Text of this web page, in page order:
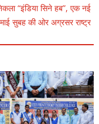
“इंडिया सिने हब”, एक नई
सुबह की ओर अग्रसर राष्ट्र